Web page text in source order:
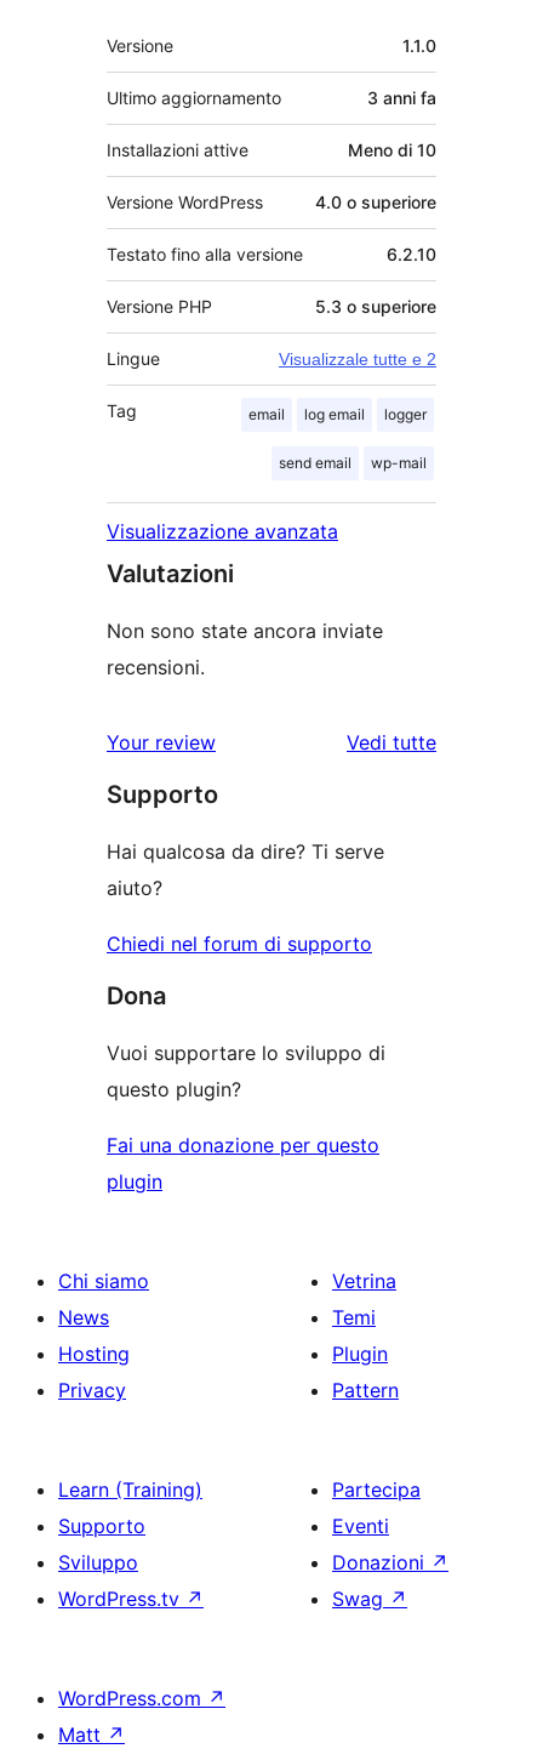
Meta
Versione 1.1.0
Ultimo aggiornamento 3 anni fa
Installazioni attive Meno di 10
Versione WordPress 4.0 o superiore
Testato fino alla versione 6.2.10
Versione PHP 5.3 o superiore
Lingue Visualizzale tutte e 2
Tag email log email logger
send email wp-mail
Visualizzazione avanzata
Valutazioni
Non sono state ancora inviate
recensioni.
Your review
Vedi tutte
Supporto
Hai qualcosa da dire? Ti serve
aiuto?
Chiedi nel forum di supporto
Dona
Vuoi supportare lo sviluppo di
questo plugin?
Fai una donazione per questo
plugin
Chi siamo
News
Hosting
Privacy
Vetrina
Temi
Plugin
Pattern
Learn (Training)
Supporto
Sviluppo
WordPress.tv ↗
Partecipa
Eventi
Donazioni ↗
Swag ↗
WordPress.com ↗
Matt ↗